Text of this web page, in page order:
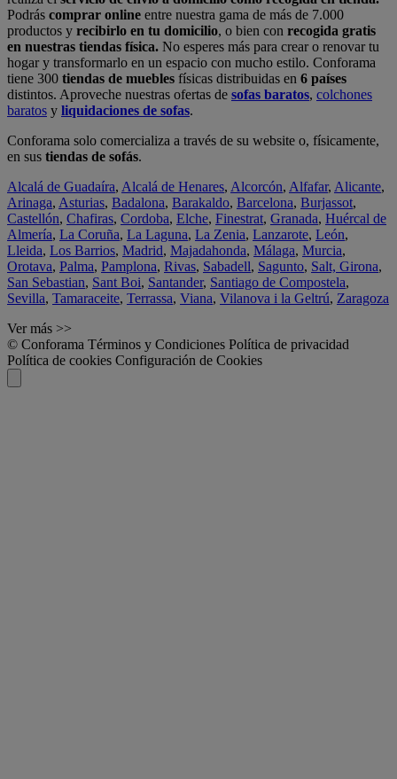
Podrás comprar online entre nuestra gama de más de 7.000
productos y recibirlo en tu domicilio, o bien con recogida gratis
en nuestras tiendas física. No esperes más para crear o renovar tu
hogar y transformarlo en un espacio con mucho estilo. Conforama
tiene 300 tiendas de muebles físicas distribuidas en 6 países
distintos. Aproveche nuestras ofertas de sofas baratos, colchones
baratos y liquidaciones de sofas.
Conforama solo comercializa a través de su website o, físicamente,
en sus tiendas de sofás.
Alcalá de Guadaíra, Alcalá de Henares, Alcorcón, Alfafar, Alicante,
Arinaga, Asturias, Badalona, Barakaldo, Barcelona, Burjassot,
Castellón, Chafiras, Cordoba, Elche, Finestrat, Granada, Huércal de
Almería, La Coruña, La Laguna, La Zenia, Lanzarote, León,
Lleida, Los Barrios, Madrid, Majadahonda, Málaga, Murcia,
Orotava, Palma, Pamplona, Rivas, Sabadell, Sagunto, Salt, Girona,
San Sebastian, Sant Boi, Santander, Santiago de Compostela,
Sevilla, Tamaraceite, Terrassa, Viana, Vilanova i la Geltrú, Zaragoza
Ver más >>
© Conforama Términos y Condiciones Política de privacidad
Política de cookies Configuración de Cookies